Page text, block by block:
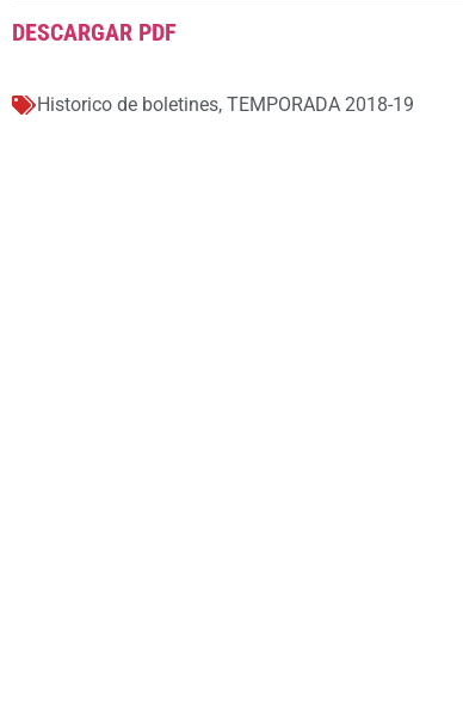
DESCARGAR PDF
Historico de boletines, TEMPORADA 2018-19